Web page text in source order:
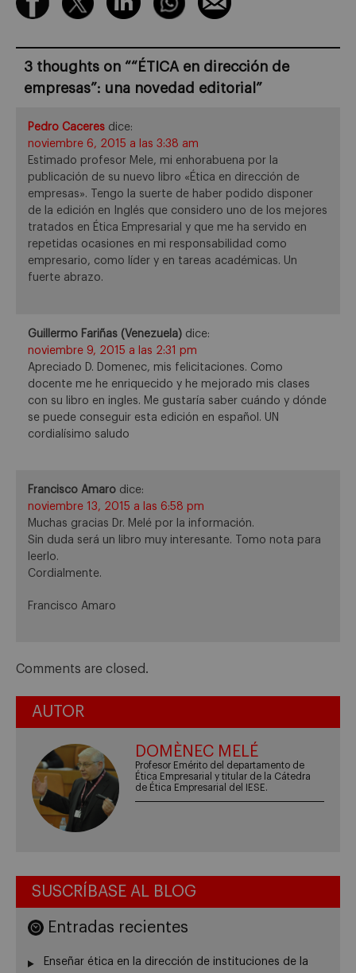
3 thoughts on ““ÉTICA en dirección de
empresas”: una novedad editorial ”
Pedro Caceres dice:
noviembre 6, 2015 a las 3:38 am
Estimado profesor Mele, mi enhorabuena por la
publicación de su nuevo libro «Ética en dirección de
empresas». Tengo la suerte de haber podido disponer
de la edición en Inglés que considero uno de los mejores
tratados en Ética Empresarial y que me ha servido en
repetidas ocasiones en mi responsabilidad como
empresario, como líder y en tareas académicas. Un
fuerte abrazo.
Guillermo Fariñas (Venezuela) dice:
noviembre 9, 2015 a las 2:31 pm
Apreciado D. Domenec, mis felicitaciones. Como
docente me he enriquecido y he mejorado mis clases
con su libro en ingles. Me gustaría saber cuándo y dónde
se puede conseguir esta edición en español. UN
cordialísimo saludo
Francisco Amaro dice:
noviembre 13, 2015 a las 6:58 pm
Muchas gracias Dr. Melé por la información.
Sin duda será un libro muy interesante. Tomo nota para
leerlo.
Cordialmente.
Francisco Amaro
Comments are closed.
AUTOR
DOMÈNEC MELÉ
Profesor Emérito del departamento de
Ética Empresarial y titular de la Cátedra
de Ética Empresarial del IESE.
SUSCRÍBASE AL BLOG
Entradas recientes
Enseñar ética en la dirección de instituciones de la